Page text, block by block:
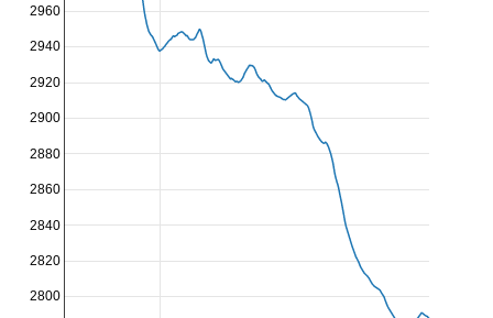
2800
2820
2840
2860
2880
2900
2920
2940
2960